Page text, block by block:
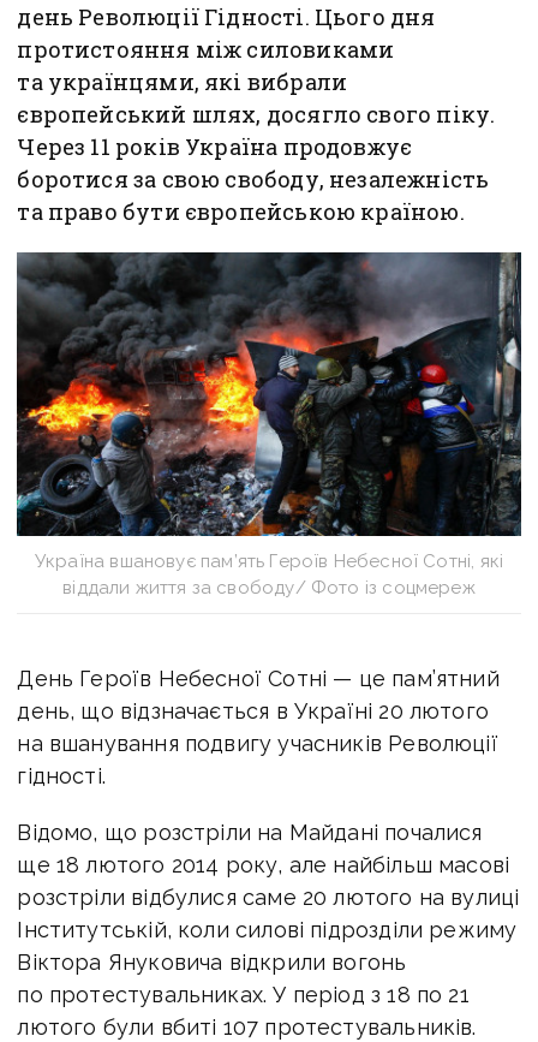
день Революції Гідності. Цього дня
протистояння між силовиками
та українцями, які вибрали
європейський шлях, досягло свого піку.
Через 11 років Україна продовжує
боротися за свою свободу, незалежність
та право бути європейською країною.
Україна вшановує пам’ять Героїв Небесної Сотні, які
віддали життя за свободу/ Фото із соцмереж
День Героїв Небесної Сотні — це пам’ятний
день, що відзначається в Україні 20 лютого
на вшанування подвигу учасників Революції
гідності.
Відомо, що розстріли на Майдані почалися
ще 18 лютого 2014 року, але найбільш масові
розстріли відбулися саме 20 лютого на вулиці
Інститутській, коли силові підрозділи режиму
Віктора Януковича відкрили вогонь
по протестувальниках. У період з 18 по 21
лютого були вбиті 107 протестувальників.